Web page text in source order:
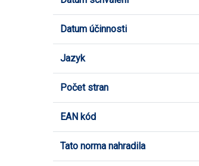
Datum účinnosti
Jazyk
Počet stran
EAN kód
Tato norma nahradila